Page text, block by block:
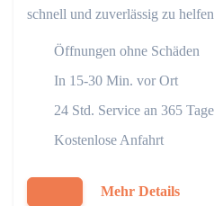
schnell und zuverlässig zu
Öffnungen ohne Schäden
In 15-30 Min. vor Ort
24 Std. Service an 365
Kostenlose Anfahrt
Mehr Details